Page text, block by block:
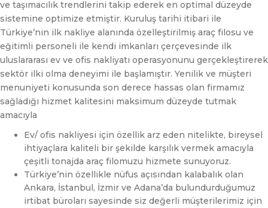
ve taşımacılık trendlerini takip ederek en optimal düzeyde
sistemine optimize etmiştir. Kuruluş tarihi itibari ile
Türkiye’nin ilk nakliye alanında özelleştirilmiş araç filosu ve
eğitimli personeli ile kendi imkanları çerçevesinde ilk
uluslararası ev ve ofis nakliyatı operasyonunu gerçekleştirerek
sektör ilki olma deneyimi ile başlamıştır. Yenilik ve müşteri
menuniyeti konusunda son derece hassas olan firmamız
sağladığı hizmet kalitesini maksimum düzeyde tutmak
amacıyla
Ev/ ofis nakliyesi için özellik arz eden nitelikte, bireysel
ihtiyaçlara kaliteli bir şekilde karşılık vermek amacıyla
çeşitli tonajda araç filomuzu hizmete sunuyoruz.
Türkiye’nin özellikle nüfus açısından kalabalık olan
Ankara, İstanbul, İzmir ve Adana’da bulundurduğumuz
irtibat büroları sayesinde siz değerli müşterilerimiz için